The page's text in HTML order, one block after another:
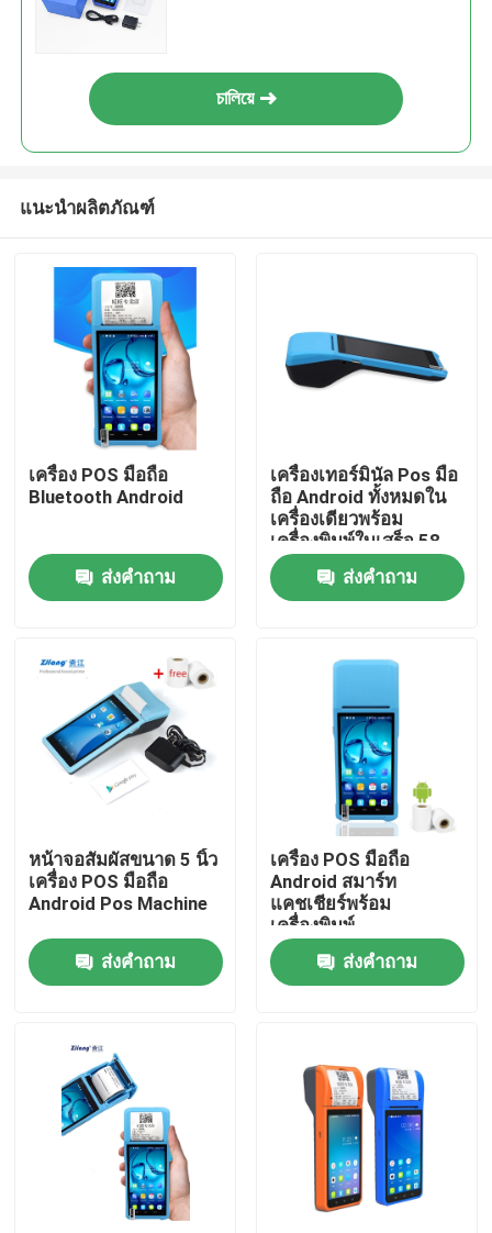
บ้าน
ผลิตภัณฑ์
เกี่ยวกับเรา
ทัวร์โรงงาน
ควบคุมคุณภาพ
ติดต่อเรา
ทุกกรณี
เครื่องพิมพ์ความร้อน POS
เครื่องพิมพ์ใบเสร็จ 58 มม.
চালিয়ে
แนะนำผลิตภัณฑ์
เครื่อง POS มือถือ
Bluetooth Android
ส่งคำถาม
เครื่องเทอร์มินัล Pos มือ
ถือ Android ทั้งหมดใน
เครื่องเดียวพร้อม
เครื่องพิมพ์ใบเสร็จ 58
มม
ส่งคำถาม
หน้าจอสัมผัสขนาด 5 นิ้ว
เครื่อง POS มือถือ
Android Pos Machine
ส่งคำถาม
เครื่อง POS มือถือ
Android สมาร์ท
แคชเชียร์พร้อม
เครื่องพิมพ์
ส่งคำถาม